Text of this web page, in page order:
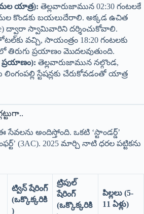
యాత్ర): తెల్లవారుజామున 02:30 గంటలకే
కొండకు బయలుదేరాలి. అక్కడ ఉచిత
ద్వారా స్వామివారిని దర్శించుకోవాలి.
వచ్చి, సాయంత్రం 18:20 గంటలకు
తిరుగు ప్రయాణం మొదలవుతుంది.
ప్రయాణం): తెల్లవారుజామున నల్గొండ,
స్టేషన్లకు చేరుకోవడంతో యాత్ర
అందిస్తోంది. ఒకటి ‘స్టాండర్డ్’
(3AC). 2025 మార్చి నాటి ధరల పట్టికను
ట్విన్ షేరింగ్
(ఒక్కొక్కరికి
)
ట్రిపుల్
షేరింగ్
(ఒక్కొక్కరికి
పిల్లలు (5-
11 ఏళ్లు)